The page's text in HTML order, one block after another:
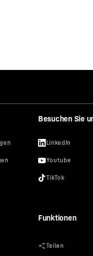
Besuchen Sie
Funktionen